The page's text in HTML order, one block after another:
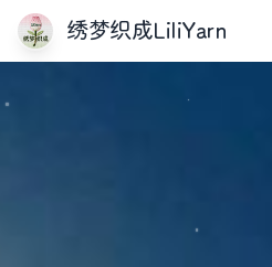
绣梦织成LiliYarn